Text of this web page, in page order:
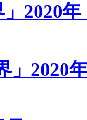
」2020
」